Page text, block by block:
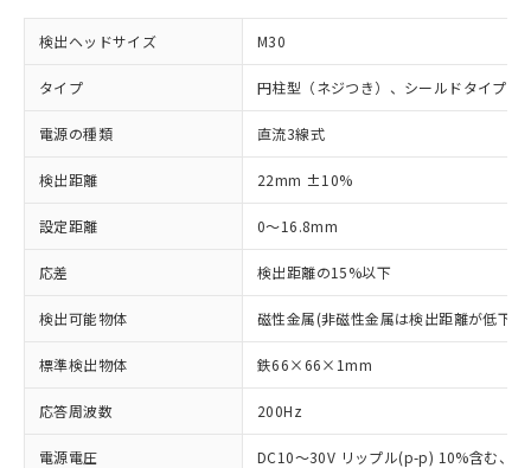
検出ヘッドサイズ M30
タイプ 円柱型（ネジつき）、シールドタイプ
電源の種類 直流3線式
検出距離 22mm ±10%
設定距離 0～16.8mm
応差 検出距離の15%以下
検出可能物体 磁性金属(非磁性金属は検出距離が低下し
標準検出物体 鉄66×66×1mm
応答周波数 200Hz
電源電圧 DC10～30V リップル(p-p) 10%含む、